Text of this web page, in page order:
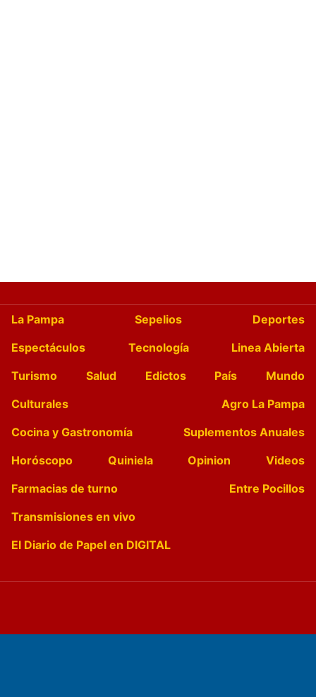
La Pampa Sepelios
Deportes
Espectáculos
Tecnología
Linea Abierta
Turismo
Salud Edictos País
Mundo
Culturales
Agro La Pampa
Cocina y Gastronomía
Suplementos Anuales
Horóscopo
Quiniela Opinion
Videos
Farmacias de turno
Entre Pocillos
Transmisiones en vivo
El Diario de Papel en DIGITAL